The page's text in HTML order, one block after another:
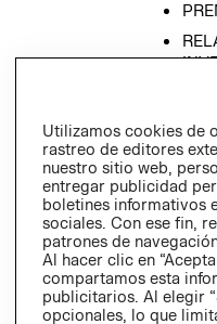
Utilizamos cookies de
rastreo de editores
nuestro sitio web,
entregar publicidad
boletines informativos
sociales. Con ese fin,
patrones de
Al hacer clic en
compartamos esta
publicitarios. Al elegir
opcionales, lo que